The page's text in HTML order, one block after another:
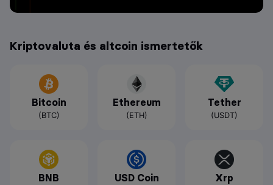
Kriptovaluta és altcoin ismertetők
Bitcoin
(BTC)
Ethereum
(ETH)
Tether
(USDT)
BNB USD Coin Xrp